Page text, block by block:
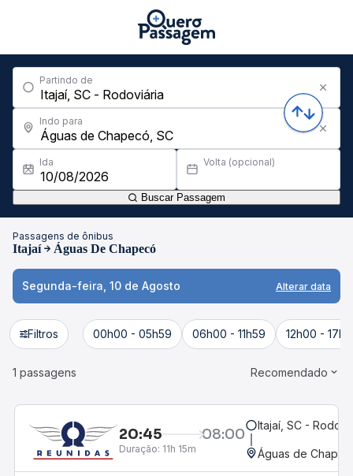
Partindo de
Indo para
Ida Volta (opcional)
Buscar Passagem
Passagens de ônibus
Itajaí Águas De Chapecó
Segunda-feira, 10 de Agosto Alterar data
Filtros 00h00 - 05h59 06h00 - 11h59 12h00 -
1 passagens Recomendado
20:45 08:00
Duração: 11h 15m
Itajaí, SC -
Águas de